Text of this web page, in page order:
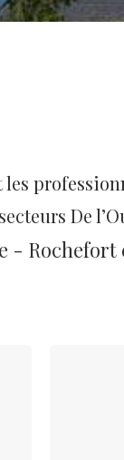
De
- Rochefort